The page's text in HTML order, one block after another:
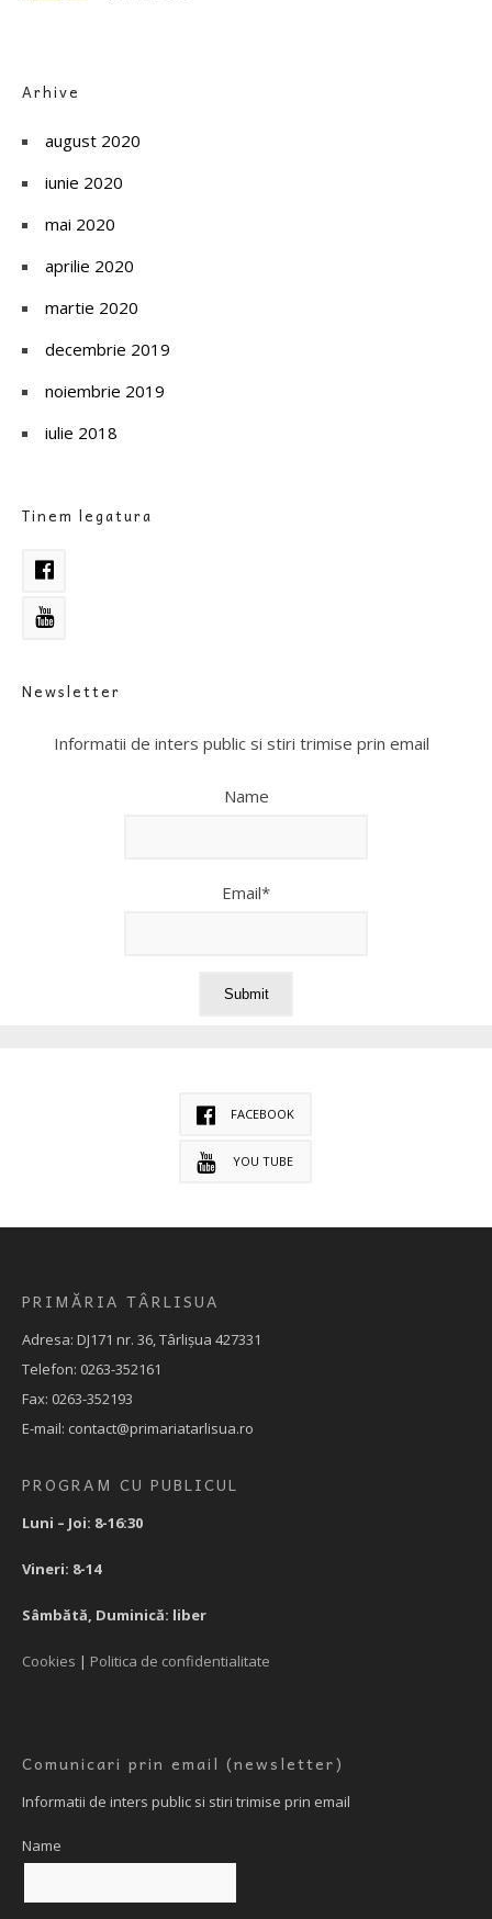
Arhive
august 2020
iunie 2020
mai 2020
aprilie 2020
martie 2020
decembrie 2019
noiembrie 2019
iulie 2018
Tinem legatura
Newsletter
Informatii de inters public si stiri trimise prin email
Name
Email*
FACEBOOK
YOU TUBE
PRIMĂRIA TÂRLISUA
Adresa: DJ171 nr. 36, Târlișua 427331
Telefon: 0263-352161
Fax: 0263-352193
E-mail: contact@primariatarlisua.ro
PROGRAM CU PUBLICUL
Luni – Joi: 8-16:30
Vineri: 8-14
Sâmbătă, Duminică: liber
Cookies | Politica de confidentialitate
Comunicari prin email (newsletter)
Informatii de inters public si stiri trimise prin email
Name